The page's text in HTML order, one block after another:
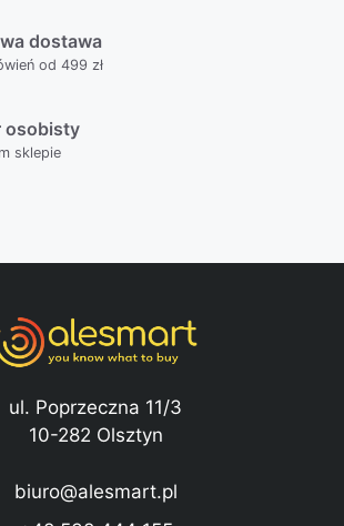
dostawa
od 499 zł
osobisty
sklepie
ul. Poprzeczna 11/3
10-282 Olsztyn
biuro@alesmart.pl